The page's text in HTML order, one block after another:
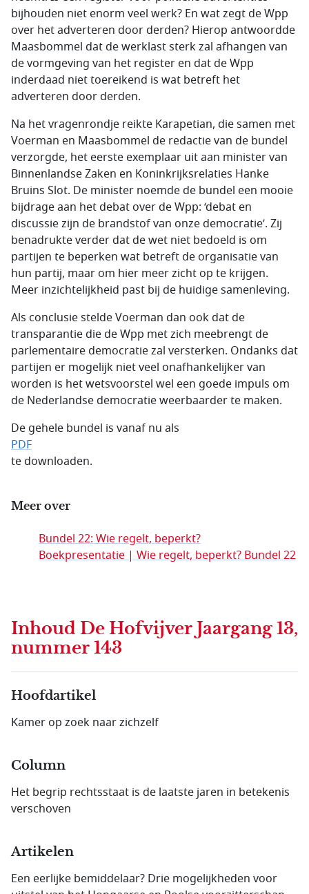
bijhouden niet enorm veel werk? En wat zegt de Wpp
over het adverteren door derden? Hierop antwoordde
Maasbommel dat de werklast sterk zal afhangen van
de vormgeving van het register en dat de Wpp
inderdaad niet toereikend is wat betreft het
adverteren door derden.
Na het vragenrondje reikte Karapetian, die samen met
Voerman en Maasbommel de redactie van de bundel
verzorgde, het eerste exemplaar uit aan minister van
Binnenlandse Zaken en Koninkrijksrelaties Hanke
Bruins Slot. De minister noemde de bundel een mooie
bijdrage aan het debat over de Wpp: ‘debat en
discussie zijn de brandstof van onze democratie’. Zij
benadrukte verder dat de wet niet bedoeld is om
partijen te beperken wat betreft de organisatie van
hun partij, maar om hier meer zicht op te krijgen.
Meer inzichtelijkheid past bij de huidige samenleving.
Als conclusie stelde Voerman dan ook dat de
transparantie die de Wpp met zich meebrengt de
parlementaire democratie zal versterken. Ondanks dat
partijen er mogelijk niet veel onafhankelijker van
worden is het wetsvoorstel wel een goede impuls om
de Nederlandse democratie weerbaarder te maken.
De gehele bundel is vanaf nu als
PDF
te downloaden.
Meer over
Bundel 22: Wie regelt, beperkt?
Boekpresentatie | Wie regelt, beperkt? Bundel 22
Inhoud De Hofvijver Jaargang 13,
nummer 143
Hoofdartikel
Kamer op zoek naar zichzelf
Column
Het begrip rechtsstaat is de laatste jaren in betekenis
verschoven
Artikelen
Een eerlijke bemiddelaar? Drie mogelijkheden voor